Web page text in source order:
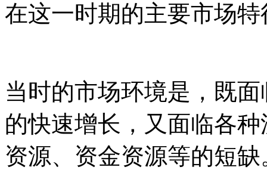
在这一时期的主要市场
当时的市场环境是，既
的快速增长，又面临各
资源、资金资源等的短